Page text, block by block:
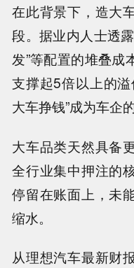
在此背景下，造大
段。据业内人士透
发”等配置的堆叠成
支撑起5倍以上的溢
大车挣钱”成为车企
大车品类天然具备
全行业集中押注的
停留在账面上，未
缩水。
从理想汽车最新财